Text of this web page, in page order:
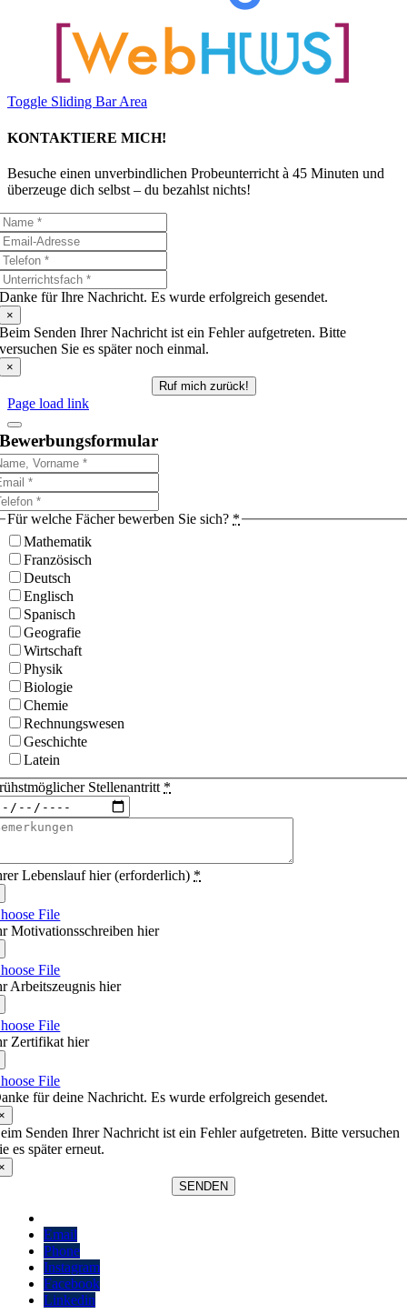
Toggle Sliding Bar Area
KONTAKTIERE MICH!
Besuche einen unverbindlichen Probeunterricht à 45 Minuten und
überzeuge dich selbst – du bezahlst nichts!
Danke für Ihre Nachricht. Es wurde erfolgreich gesendet.
×
Beim Senden Ihrer Nachricht ist ein Fehler aufgetreten. Bitte
versuchen Sie es später noch einmal.
×
Ruf mich zurück!
Page load link
Bewerbungsformular
Für welche Fächer bewerben Sie sich? *
Mathematik
Französisch
Deutsch
Englisch
Spanisch
Geografie
Wirtschaft
Physik
Biologie
Chemie
Rechnungswesen
Geschichte
Latein
Stellenantritt *
Lebenslauf hier (erforderlich) *
File
Motivationsschreiben hier
File
Arbeitszeugnis hier
File
Zertifikat hier
File
für deine Nachricht. Es wurde erfolgreich gesendet.
Senden Ihrer Nachricht ist ein Fehler aufgetreten. Bitte versuchen
es später erneut.
SENDEN
Email
Phone
Instagram
Facebook
Linkedin